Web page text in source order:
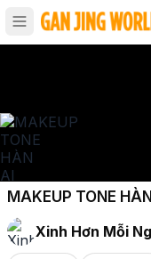
MAKEUP TONE
TUTORIAL
Xinh Hơn Mỗi